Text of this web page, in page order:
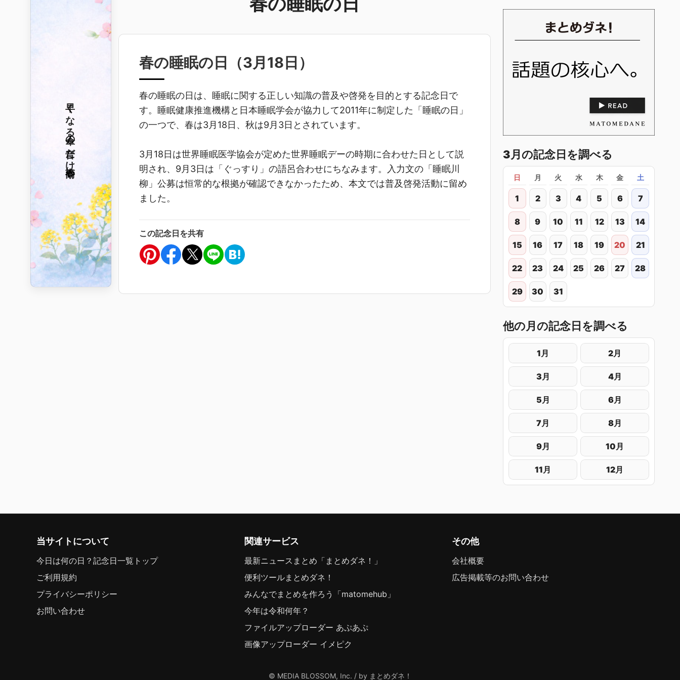
春の睡眠の日（3月18日 ）
春の睡眠の日は、睡眠に関する正しい知識の普及や啓発を目的とする記念日で
す。睡眠健康推進機構と日本睡眠学会が協力して2011年に制定した「睡眠の日」
の一つで、春は3月18日、秋は9月3日とされています。
3月18日は世界睡眠医学協会が定めた世界睡眠デーの時期に合わせた日として説
明され、9月3日は「ぐっすり」の語呂合わせにちなみます。入力文の「睡眠川
柳」公募は恒常的な根拠が確認できなかったため、本文では普及啓発活動に留め
ました。
この記念日を共有
3月の記念日を調べる
日 月 火 水 木 金 土
1 2 3 4 5 6 7
8 9 10 11 12 13 14
15 16 17 18 19 20 21
22 23 24 25 26 27 28
29 30 31
他の月の記念日を調べる
1月 2月
3月 4月
5月 6月
7月 8月
9月 10月
11月 12月
春雨や
傘の音だけ
早くなる
当サイトについて
今日は何の日？記念日一覧トップ
ご利用規約
プライバシーポリシー
お問い合わせ
関連サービス
最新ニュースまとめ「まとめダネ！」
便利ツールまとめダネ！
みんなでまとめを作ろう「matomehub」
今年は令和何年？
ファイルアップローダー あぷあぷ
画像アップローダー イメピク
その他
会社概要
広告掲載等のお問い合わせ
© MEDIA BLOSSOM, Inc. / by まとめダネ！